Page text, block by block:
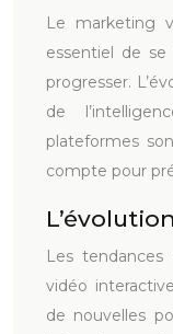
Le marketing
essentiel de
progresser.
de
plateformes
compte pour
Les
vidéo
de nouvelles